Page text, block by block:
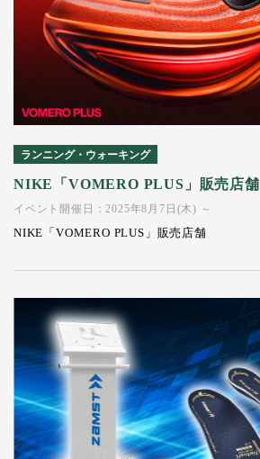
ランニング・ウォーキング
NIKE「VOMERO PLUS」販売店舗
イベント開催日：2025年8月7日(木) ～
NIKE「VOMERO PLUS」販売店舗